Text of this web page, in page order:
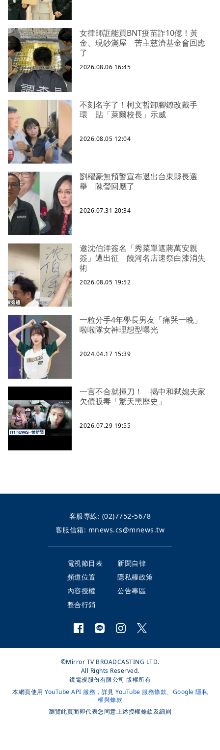
女律師誆能買BNT疫苗詐10億！黃
金、現鈔滿屋 苦主慈濟基金會回應
了
2026.08.06 16:45
不刻名字了！柯文哲卸腳鐐改戴手
環 貼「萊爾校長」示威
2026.08.05 12:04
劉櫂豪無預警宣布退出台東縣長選
舉 陳瑩回應了
2026.07.31 20:34
邀沈伯洋簽名「秀菜單遮蔣萬安親
簽」遭出征 饒河名店速祭白漆消失
術
2026.08.05 19:52
一粒分手4年學長男友「痛哭一晚」
啦啦隊女神理想型曝光
2024.04.17 15:39
一言不合就揮刀！ 揭中和弒媳夫家
欠債販毒「驚天黑歷史」
2026.07.29 19:55
客服專線: (02)7752-5678
客服信箱: mnews.cs@mnews.tw
電視節目表
新聞自律
頻道位置
隱私權政策
內容授權
公告專區
整合行銷
©Mirror TV BROADCASTING LTD.
All Rights Reserved.
鏡電視股份有限公司 版權所有
本網頁使用 YouTube API 服務 ，詳見 YouTube 服務條款、 Google 隱私
權與條款
瀏覽此頁面即代表您同意上述授權條款及細則